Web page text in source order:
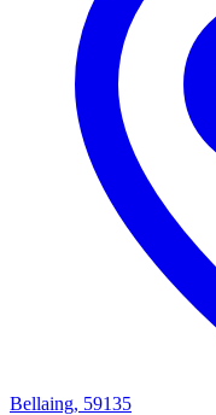
Bellaing, 59135